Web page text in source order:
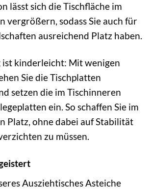
lässt sich die Tischfläche im
vergrößern, sodass Sie auch für
ausreichend Platz haben.
ist kinderleicht: Mit wenigen
Sie die Tischplatten
setzen die im Tischinneren
ein. So schaffen Sie im
Platz, ohne dabei auf Stabilität
zu müssen.
Ausziehtisches Asteiche